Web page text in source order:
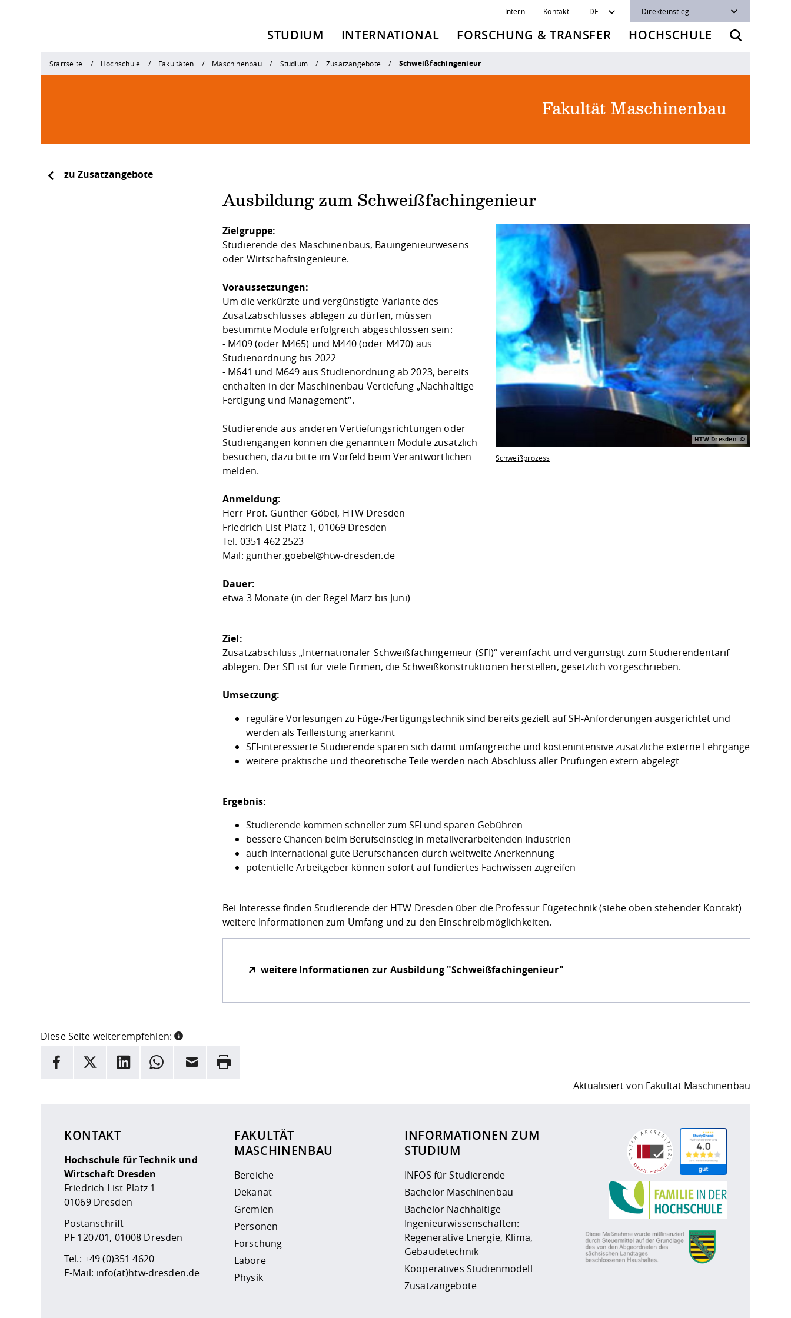
Intern Kontakt DE Direkteinstieg
STUDIUM INTERNATIONAL FORSCHUNG & TRANSFER HOCHSCHULE
Startseite Hochschule Fakultäten Maschinenbau Studium Zusatzangebote Schweißfachingenieur
Fakultät Maschinenbau
zu Zusatzangebote
Ausbildung zum Schweißfachingenieur
Zielgruppe:
Studierende des Maschinenbaus, Bauingenieurwesens
oder Wirtschaftsingenieure.
Voraussetzungen:
Um die verkürzte und vergünstigte Variante des
Zusatzabschlusses ablegen zu dürfen, müssen
bestimmte Module erfolgreich abgeschlossen sein:
- M409 (oder M465) und M440 (oder M470) aus
Studienordnung bis 2022
- M641 und M649 aus Studienordnung ab 2023, bereits
enthalten in der Maschinenbau-Vertiefung „Nachhaltige
Fertigung und Management“.
Studierende aus anderen Vertiefungsrichtungen oder
Studiengängen können die genannten Module zusätzlich
besuchen, dazu bitte im Vorfeld beim Verantwortlichen
melden.
Anmeldung:
Herr Prof. Gunther Göbel, HTW Dresden
Friedrich-List-Platz 1, 01069 Dresden
Tel. 0351 462 2523
Mail: gunther.goebel@htw-dresden.de
Dauer:
etwa 3 Monate (in der Regel März bis Juni)
HTW Dresden
Schweißprozess
Ziel:
Zusatzabschluss „Internationaler Schweißfachingenieur (SFI)“ vereinfacht und vergünstigt zum Studierendentarif
ablegen. Der SFI ist für viele Firmen, die Schweißkonstruktionen herstellen, gesetzlich vorgeschrieben.
Umsetzung:
reguläre Vorlesungen zu Füge-/Fertigungstechnik sind bereits gezielt auf SFI-Anforderungen ausgerichtet und
werden als Teilleistung anerkannt
SFI-interessierte Studierende sparen sich damit umfangreiche und kostenintensive zusätzliche externe Lehrgänge
weitere praktische und theoretische Teile werden nach Abschluss aller Prüfungen extern abgelegt
Ergebnis:
Studierende kommen schneller zum SFI und sparen Gebühren
bessere Chancen beim Berufseinstieg in metallverarbeitenden Industrien
auch international gute Berufschancen durch weltweite Anerkennung
potentielle Arbeitgeber können sofort auf fundiertes Fachwissen zugreifen
Bei Interesse finden Studierende der HTW Dresden über die Professur Fügetechnik (siehe oben stehender Kontakt)
weitere Informationen zum Umfang und zu den Einschreibmöglichkeiten.
weitere Informationen zur Ausbildung "Schweißfachingenieur"
Diese Seite weiterempfehlen:
INFORMATION
Facebook
X LinkedInWhatsappE-Mail Drucken
Aktualisiert von Fakultät Maschinenbau
KONTAKT
Hochschule für Technik und
Wirtschaft Dresden
Friedrich-List-Platz 1
01069 Dresden
Postanschrift
PF 120701, 01008 Dresden
Tel.: +49 (0)351 4620
E-Mail: info(at)htw-dresden.de
FAKULTÄT
MASCHINENBAU
Bereiche
Dekanat
Gremien
Personen
Forschung
Labore
Physik
INFORMATIONEN ZUM
STUDIUM
INFOS für Studierende
Bachelor Maschinenbau
Bachelor Nachhaltige
Ingenieurwissenschaften:
Regenerative Energie, Klima,
Gebäudetechnik
Kooperatives Studienmodell
Zusatzangebote